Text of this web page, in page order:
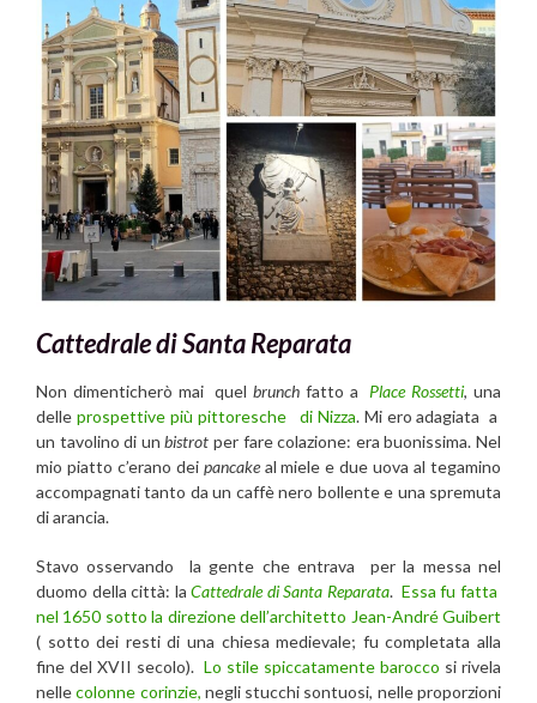
Cattedrale di Santa Reparata
Non dimenticherò mai quelbrunch fatto a Place Rossetti, una
delle prospettive più pittoresche di Nizza. Mi ero adagiata a
un tavolino di unbistrotper fare colazione: era buonissima. Nel
mio piatto c’erano dei pancakeal miele e due uova al tegamino
accompagnati tanto da un caffè nero bollente e una spremuta
di arancia.
Stavo osservando la gente che entrava per la messa nel
duomo della città: laCattedrale di Santa Reparata. Essa fu fatta
nel 1650 sotto la direzione dell’architetto Jean-André Guibert
( sotto dei resti di una chiesa medievale; fu completata alla
fine del XVII secolo). Lo stile spiccatamente barocco si rivela
nellecolonne corinzie, negli stucchi sontuosi, nelle proporzioni